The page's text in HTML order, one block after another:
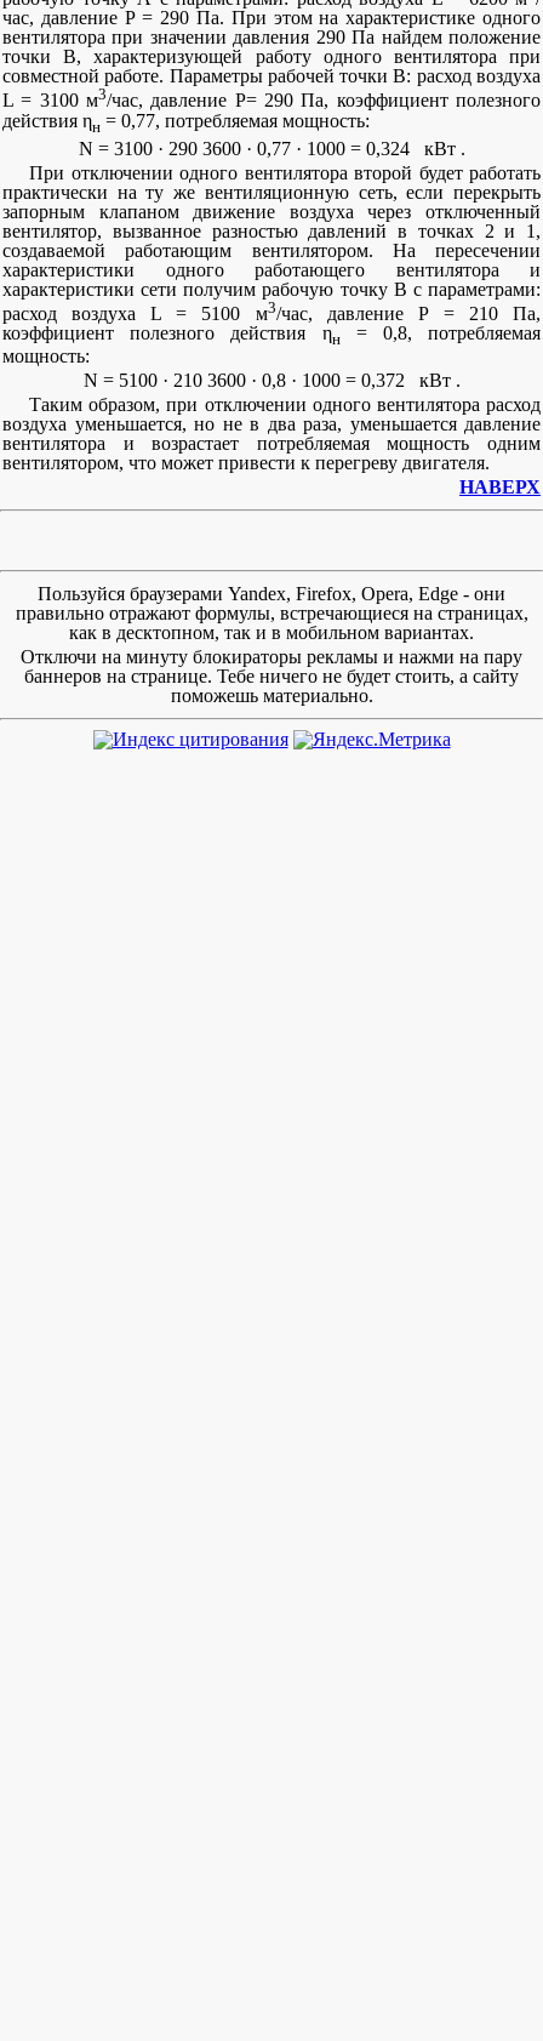
час, давление Р = 290 Па. При этом на характеристике одного
вентилятора при значении давления 290 Па найдем положение
точки В, характеризующей работу одного вентилятора при
совместной работе. Параметры рабочей точки В: расход воздуха
L = 3100 м3/час, давление Р= 290 Па, коэффициент полезного
действия ηн = 0,77, потребляемая мощность:
N = 3100 · 290 3600 · 0,77 · 1000 = 0,324 кВт .
При отключении одного вентилятора второй будет работать
практически на ту же вентиляционную сеть, если перекрыть
запорным клапаном движение воздуха через отключенный
вентилятор, вызванное разностью давлений в точках 2 и 1,
создаваемой работающим вентилятором. На пересечении
характеристики одного работающего вентилятора и
характеристики сети получим рабочую точку В с параметрами:
расход воздуха L = 5100 м3/час, давление Р = 210 Па,
коэффициент полезного действия ηн= 0,8, потребляемая
мощность:
N = 5100 · 210 3600 · 0,8 · 1000 = 0,372 кВт .
Таким образом, при отключении одного вентилятора расход
воздуха уменьшается, но не в два раза, уменьшается давление
вентилятора и возрастает потребляемая мощность одним
вентилятором, что может привести к перегреву двигателя.
НАВЕРХ
Пользуйся браузерами Yandex, Firefox, Opera, Edge - они
правильно отражают формулы, встречающиеся на страницах,
как в десктопном, так и в мобильном вариантах.
Отключи на минуту блокираторы рекламы и нажми на пару
баннеров на странице. Тебе ничего не будет стоить, а сайту
поможешь материально.